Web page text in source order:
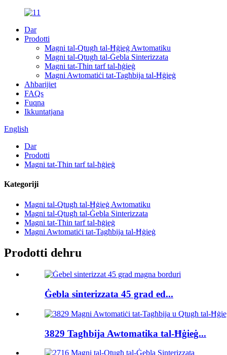
Dar
Prodotti
Magni tal-Qtugħ tal-Ħġieġ Awtomatiku
Magni tal-Qtugħ tal-Ġebla Sinterizzata
Magni tat-Tħin tarf tal-ħġieġ
Magni Awtomatiċi tat-Tagħbija tal-Ħġieġ
Aħbarijiet
FAQs
Fuqna
Ikkuntatjana
English
Dar
Prodotti
Magni tat-Tħin tarf tal-ħġieġ
Kategoriji
Magni tal-Qtugħ tal-Ħġieġ Awtomatiku
Magni tal-Qtugħ tal-Ġebla Sinterizzata
Magni tat-Tħin tarf tal-ħġieġ
Magni Awtomatiċi tat-Tagħbija tal-Ħġieġ
Prodotti dehru
Ġebla sinterizzata 45 grad ed...
3829 Tagħbija Awtomatika tal-Ħġieġ...